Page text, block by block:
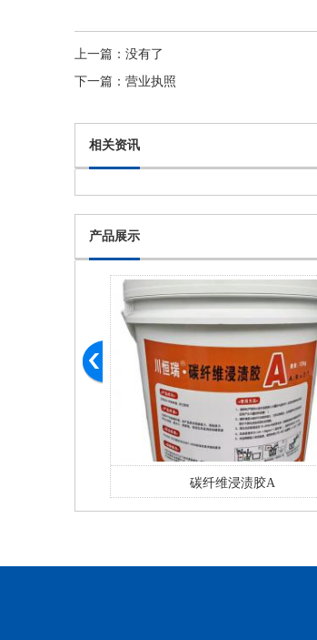
上一篇： 没有了
下一篇： 营业执照
相关资讯
产品展示
碳纤维浸渍胶B